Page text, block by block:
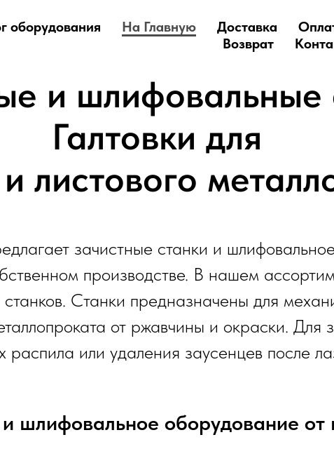
оборудования На Главную Доставка
Возврат
и шлифовальные
Галтовки для
листового
зачистные станки и
производстве. В нашем
Станки предназначены для
от ржавчины и окраски. Для
распила или удаления заусенцев после
и шлифовальное оборудование